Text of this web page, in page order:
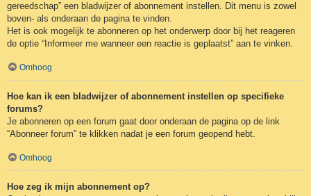
gereedschap” een bladwijzer of abonnement instellen. Dit menu is zowel
boven- als onderaan de pagina te vinden.
Het is ook mogelijk te abonneren op het onderwerp door bij het reageren
de optie “Informeer me wanneer een reactie is geplaatst” aan te vinken.
Omhoog
Hoe kan ik een bladwijzer of abonnement instellen op specifieke
forums?
Je abonneren op een forum gaat door onderaan de pagina op de link
“Abonneer forum” te klikken nadat je een forum geopend hebt.
Omhoog
Hoe zeg ik mijn abonnement op?